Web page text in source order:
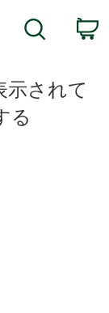
Search
示されて
る